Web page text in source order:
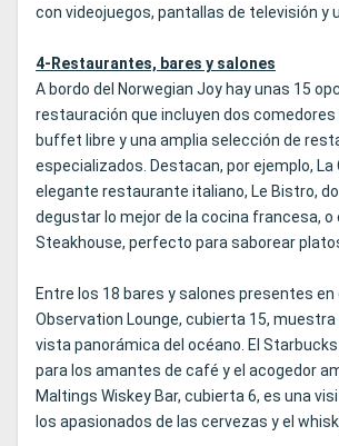
con videojuegos, pantallas de televisión y
4-Restaurantes, bares y salones
A bordo del Norwegian Joy hay unas 15
restauración que incluyen dos comedores
buffet libre y una amplia selección de
especializados. Destacan, por ejemplo, La
elegante restaurante italiano, Le Bistro,
degustar lo mejor de la cocina francesa, o
Steakhouse, perfecto para saborear
Entre los 18 bares y salones presentes en
Observation Lounge, cubierta 15,
vista panorámica del océano. El
para los amantes de café y el acogedor
Maltings Wiskey Bar, cubierta 6, es una
los apasionados de las cervezas y el